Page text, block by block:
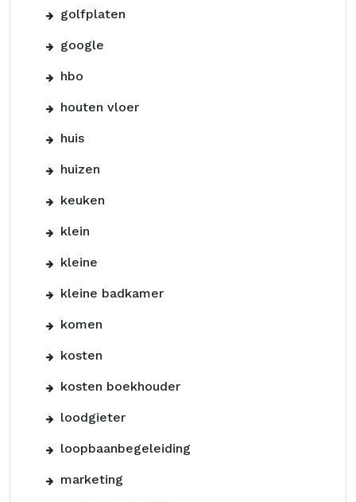
golfplaten
google
hbo
houten vloer
huis
huizen
keuken
klein
kleine
kleine badkamer
komen
kosten
kosten boekhouder
loodgieter
loopbaanbegeleiding
marketing